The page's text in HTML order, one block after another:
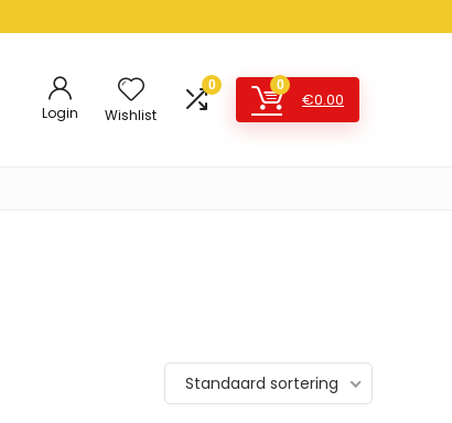
Login Wishlist
0 0
€0.00
Standaard sortering